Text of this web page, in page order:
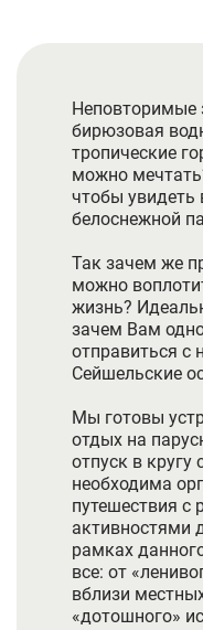
Неповторимые
бирюзовая
тропические
можно
чтобы увидеть
белоснежной
Так зачем же
можно
жизнь?
зачем Вам
отправиться с
Сейшельские
Мы готовы
отдых на
отпуск в
необходима
путешествия
активностями
рамках
все: от
вблизи
«дотошного»